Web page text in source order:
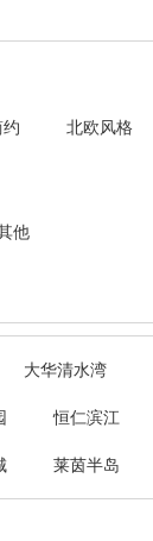
北欧风格
他
大华清水湾
恒仁滨江
莱茵半岛